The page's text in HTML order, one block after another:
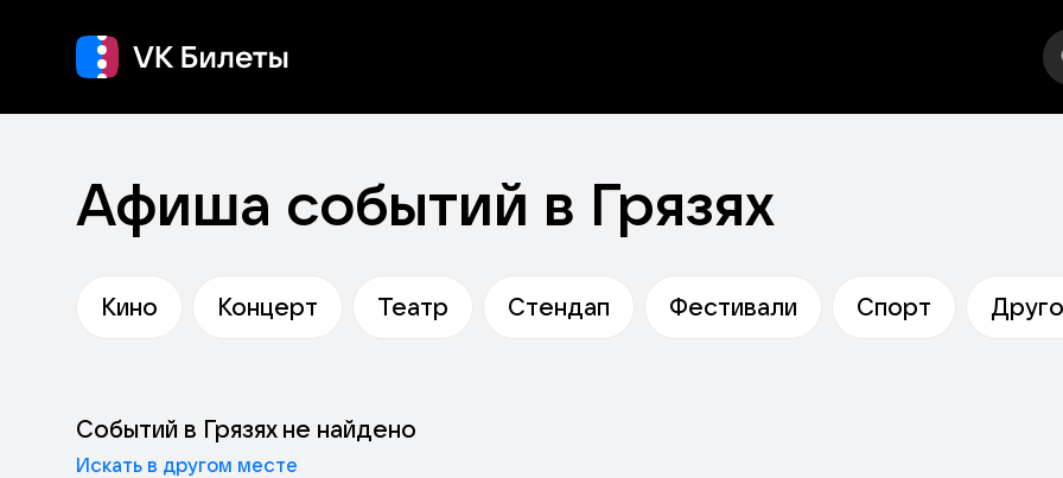
Афиша событий в Грязях
Кино Концерт Театр Стендап Фестивали Спорт
Событий в Грязях не найдено
Искать в другом месте